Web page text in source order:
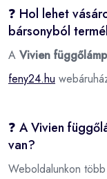
❓ Hol lehet
bársonyból
A Vivien
feny24.hu
❓ A Vivien
van?
Weboldalunkon